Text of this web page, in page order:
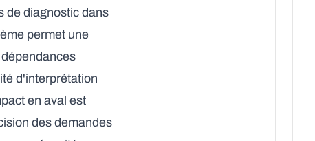
de diagnostic dans
permet une
d'interprétation
en aval est
des demandes